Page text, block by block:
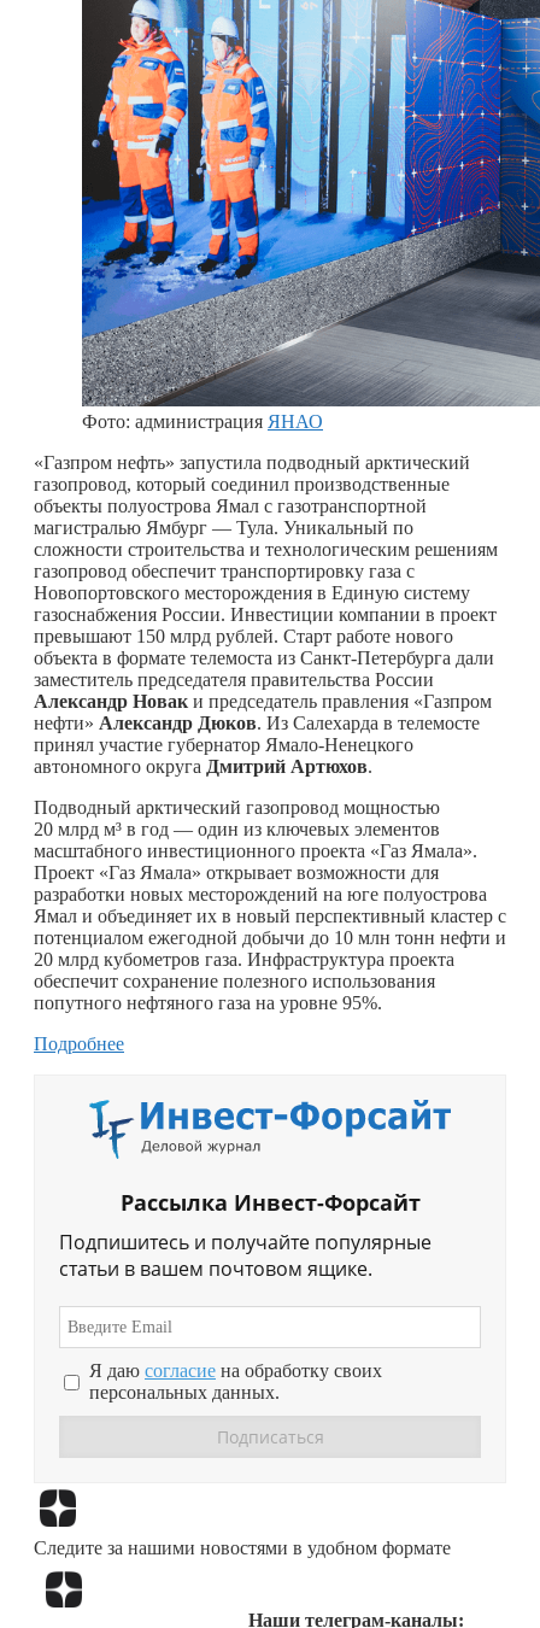
Фото: администрация ЯНАО
«Газпром нефть» запустила подводный арктический
газопровод, который соединил производственные
объекты полуострова Ямал с газотранспортной
магистралью Ямбург — Тула. Уникальный по
сложности строительства и технологическим решениям
газопровод обеспечит транспортировку газа с
Новопортовского месторождения в Единую систему
газоснабжения России. Инвестиции компании в проект
превышают 150 млрд рублей. Старт работе нового
объекта в формате телемоста из Санкт-Петербурга дали
заместитель председателя правительства России
Александр Новак и председатель правления «Газпром
нефти» Александр Дюков. Из Салехарда в телемосте
принял участие губернатор Ямало-Ненецкого
автономного округа Дмитрий Артюхов.
Подводный арктический газопровод мощностью
20 млрд м³ в год — один из ключевых элементов
масштабного инвестиционного проекта «Газ Ямала».
Проект «Газ Ямала» открывает возможности для
разработки новых месторождений на юге полуострова
Ямал и объединяет их в новый перспективный кластер с
потенциалом ежегодной добычи до 10 млн тонн нефти и
20 млрд кубометров газа. Инфраструктура проекта
обеспечит сохранение полезного использования
попутного нефтяного газа на уровне 95%.
Подробнее
Рассылка Инвест-Форсайт
Подпишитесь и получайте популярные
статьи в вашем почтовом ящике.
Я даю согласие на обработку своих
персональных данных.
Следите за нашими новостями в удобном формате
Наши телеграм-каналы: